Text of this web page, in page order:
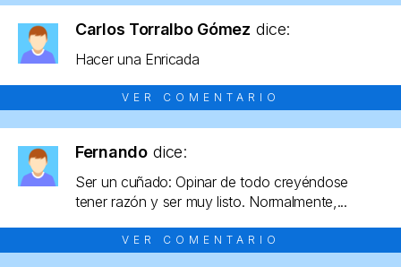
Carlos Torralbo Gómez dice:
Hacer una Enricada
VER COMENTARIO
Fernando dice:
Ser un cuñado: Opinar de todo creyéndose
tener razón y ser muy listo. Normalmente,...
VER COMENTARIO